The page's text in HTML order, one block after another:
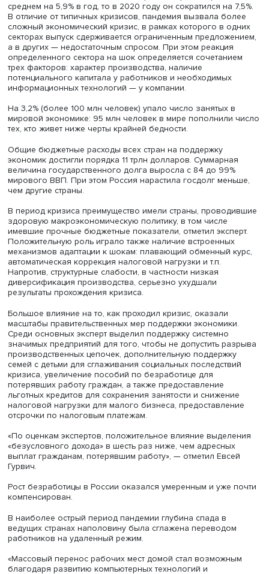
Пандемия стала уникальным по масштабам
событием. Она вызвала самый большой спад мировой
экономики со времен Второй мировой войны — 3,1% в
году. Предыдущий рекорд был поставлен в 2009-м —
0,1%, в остальные годы фиксировался только рост.
Если в 2001–2019 годах объем мировой торговли рос в
среднем на 5,9% в год, то в 2020 году он сократился на
В отличие от типичных кризисов, пандемия вызвала
сложный экономический кризис, в рамках которого в
секторах выпуск сдерживается ограниченным
определенного сектора на шок определяется
трех факторов: характер производства, наличие
потенциального капитала у работников и необходимых
информационных технологий — у компании.
На 3,2% (более 100 млн человек) упало число занятых
мировой экономике: 95 млн человек в мире
тех, кто живет ниже черты крайней бедности.
Общие бюджетные расходы всех стран на поддержку
экономик достигли порядка 11 трлн долларов.
величина государственного долга выросла с 84 до
мирового ВВП. При этом Россия нарастила госдолг
В период кризиса преимущество имели страны,
здоровую макроэкономическую политику, в том числе
имевшие прочные бюджетные показатели, отметил
Положительную роль играло также наличие
механизмов адаптации к шокам: плавающий обменный
автоматическая коррекция налоговой нагрузки и т.п.
Напротив, структурные слабости, в частности низкая
диверсификация производства, серьезно ухудшали
Большое влияние на то, как проходил кризис, оказали
масштабы правительственных мер поддержки
Среди основных эксперт выделил поддержку системно
значимых предприятий для того, чтобы не допустить
производственных цепочек, дополнительную
кризиса, увеличение пособий по безработице для
потерявших работу граждан, а также предоставление
льготных кредитов для сохранения занятости и
налоговой нагрузки для малого бизнеса,
отсрочки по налоговым платежам.